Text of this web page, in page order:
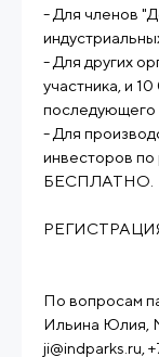
- Для членов
- Для других
участника, и
последующего
- Для
инвесторов
БЕСПЛАТНО.
По вопросам
Ильина Юлия,
ji@indparks.ru,